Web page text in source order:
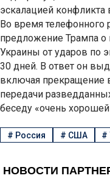
эскалацией конфликта
Во время телефонного
предложение Трампа о
Украины от ударов по
30 дней. В ответ он
включая прекращение
передачи
беседу «очень
# Россия # США #